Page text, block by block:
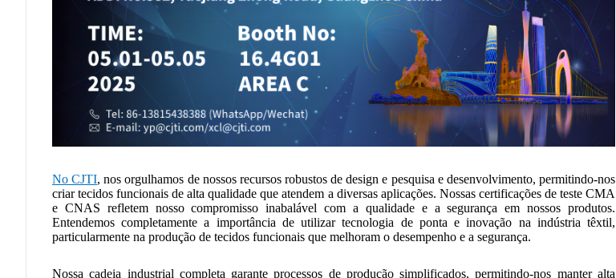
No CJTI, nos orgulhamos de nossos recursos robustos de design e pesquisa e desenvolvimento, permitindo-nos
criar tecidos funcionais de alta qualidade que atendem a diversas aplicações. Nossas certificações de teste CMA
e CNAS refletem nosso compromisso inabalável com a qualidade e a segurança em nossos produtos.
Entendemos completamente a importância de utilizar tecnologia de ponta e inovação na indústria têxtil,
particularmente na produção de tecidos funcionais que melhoram o desempenho e a segurança.
Nossa cadeia industrial completa garante processos de produção simplificados, permitindo-nos manter alta